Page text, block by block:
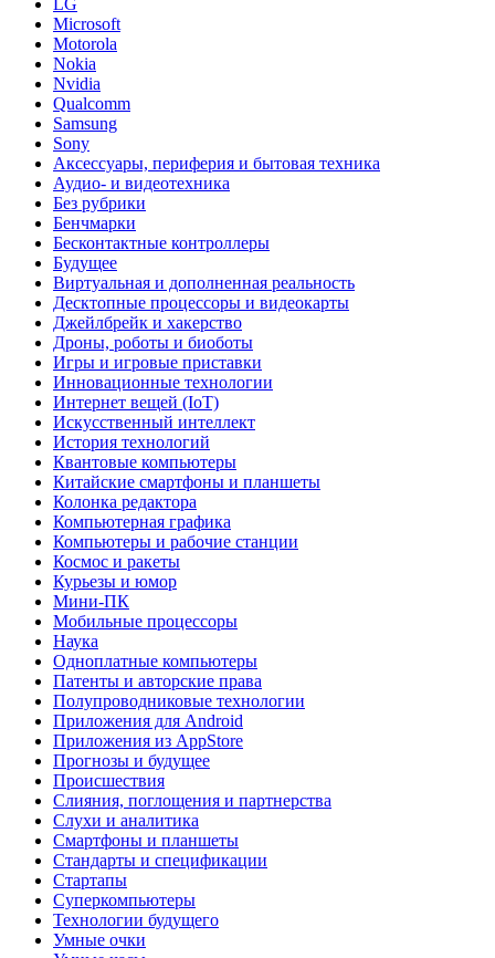
Microsoft
Motorola
Nokia
Nvidia
Qualcomm
Samsung
Sony
Аксессуары, периферия и бытовая техника
Аудио- и видеотехника
Без рубрики
Бенчмарки
Бесконтактные контроллеры
Будущее
Виртуальная и дополненная реальность
Десктопные процессоры и видеокарты
Джейлбрейк и хакерство
Дроны, роботы и биоботы
Игры и игровые приставки
Инновационные технологии
Интернет вещей (IoT)
Искусственный интеллект
История технологий
Квантовые компьютеры
Китайские смартфоны и планшеты
Колонка редактора
Компьютерная графика
Компьютеры и рабочие станции
Космос и ракеты
Курьезы и юмор
Мини-ПК
Мобильные процессоры
Наука
Одноплатные компьютеры
Патенты и авторские права
Полупроводниковые технологии
Приложения для Android
Приложения из AppStore
Прогнозы и будущее
Происшествия
Слияния, поглощения и партнерства
Слухи и аналитика
Смартфоны и планшеты
Стандарты и спецификации
Стартапы
Суперкомпьютеры
Технологии будущего
Умные очки